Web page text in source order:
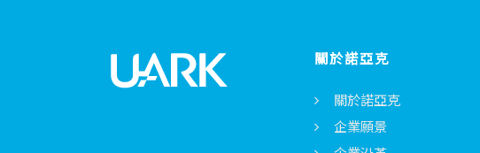
關於諾亞克
關於諾亞克
企業願景